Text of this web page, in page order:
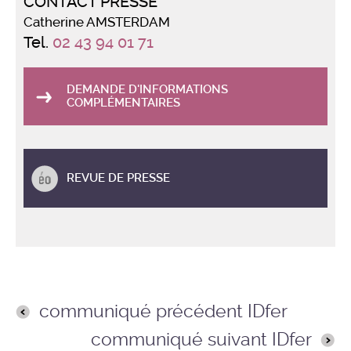
Catherine AMSTERDAM
Tel. 02 43 94 01 71
DEMANDE D'INFORMATIONS
COMPLÉMENTAIRES
REVUE DE PRESSE
communiqué précédent IDfer
communiqué suivant IDfer